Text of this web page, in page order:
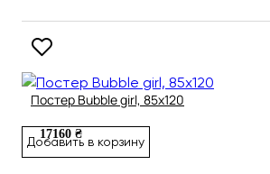
Постер Bubble girl, 85х120
17160 ₴
Добавить в корзину